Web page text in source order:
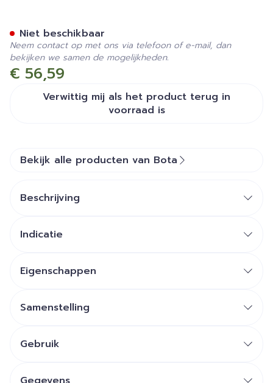
€ 56,59
Verwittig mij als het product terug in
voorraad is
Niet beschikbaar
Neem contact op met ons via telefoon of e-mail, dan
bekijken we samen de mogelijkheden.
Bekijk alle producten van Bota
Beschrijving
Indicatie
Eigenschappen
Samenstelling
Gebruik